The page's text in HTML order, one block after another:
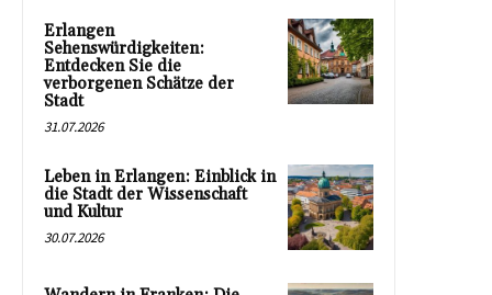
Erlangen
Sehenswürdigkeiten:
Entdecken Sie die
verborgenen Schätze der
Stadt
31.07.2026
Leben in Erlangen: Einblick in
die Stadt der Wissenschaft
und Kultur
30.07.2026